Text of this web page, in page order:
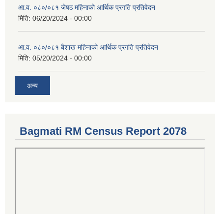
आ.व. ०८०/०८१ जेषठ महिनाको आर्थिक प्रगति प्रतिवेदन
मिति: 06/20/2024 - 00:00
आ.व. ०८०/०८१ बैशाख महिनाको आर्थिक प्रगति प्रतिवेदन
मिति: 05/20/2024 - 00:00
अन्य
Bagmati RM Census Report 2078